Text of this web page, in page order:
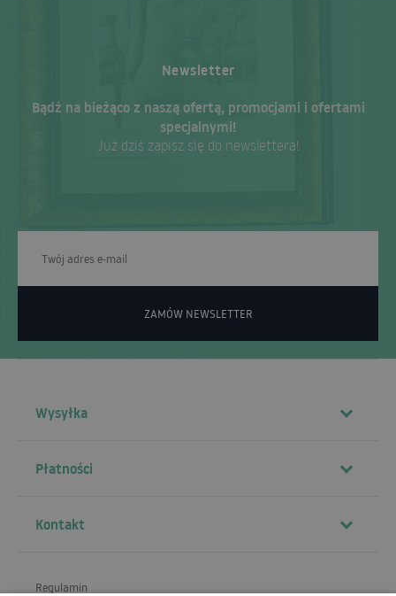
Newsletter
Bądź na bieżąco z naszą ofertą, promocjami i ofertami
specjalnymi!
Już dziś zapisz się do newslettera!
ZAMÓW NEWSLETTER
Wysyłka
Płatności
Kontakt
Regulamin